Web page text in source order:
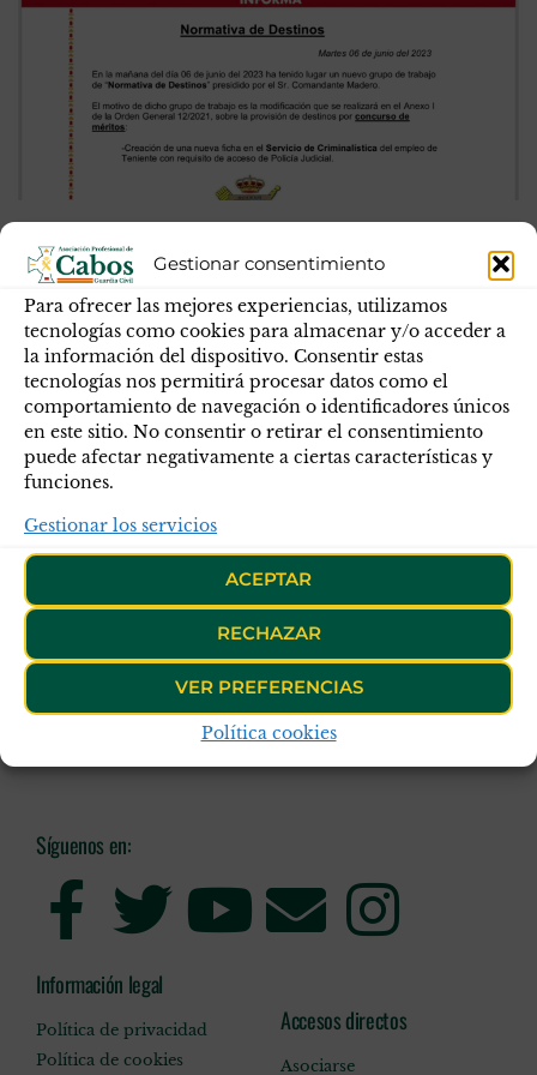
Gestionar consentimiento
Para ofrecer las mejores experiencias, utilizamos
tecnologías como cookies para almacenar y/o acceder a
la información del dispositivo. Consentir estas
tecnologías nos permitirá procesar datos como el
comportamiento de navegación o identificadores únicos
en este sitio. No consentir o retirar el consentimiento
puede afectar negativamente a ciertas características y
funciones.
Gestionar los servicios
ACEPTAR
RECHAZAR
VER PREFERENCIAS
Política cookies
Normativa de Destinos
En la mañana del día 06 de junio del 2023 ha tenido
lugar un nuevo grupo de trabajo de “Normativa de
Destinos” presidido por el Sr. Comandante Madero.
El motivo de dicho grupo de trabajo es la modificación
que se realizará en el Anexo I de la Orden General
12/2021, sobre la provisión de destinos por concurso de
méritos:
Síguenos en:
Información legal
Política de privacidad
Política de cookies
Accesos directos
Asociarse